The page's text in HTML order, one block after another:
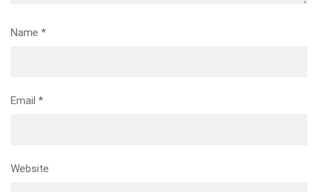
Name *
Email *
Website